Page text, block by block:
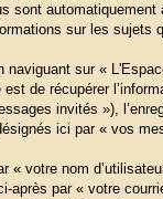
sur les
sur «
de récupérer
invités »),
ici par « vos
votre nom
par « votre